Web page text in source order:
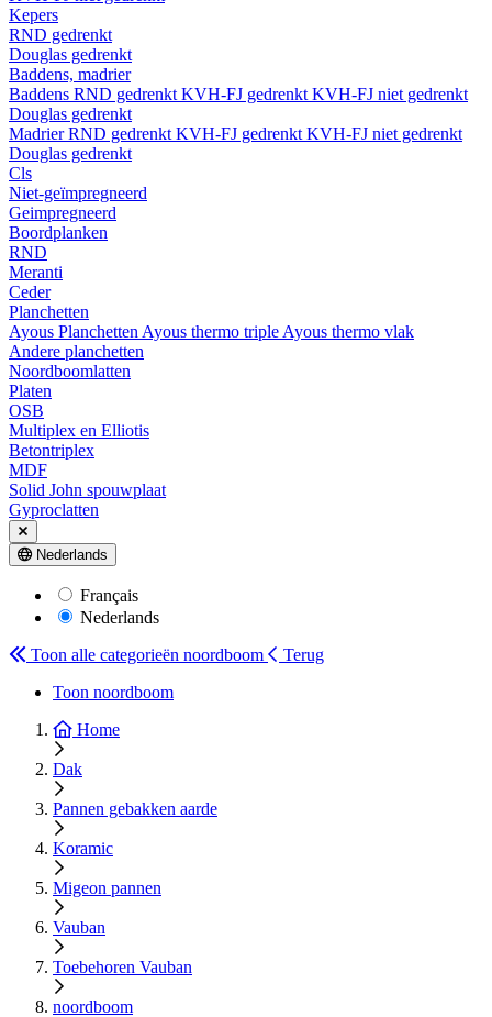
Kepers
RND gedrenkt
Douglas gedrenkt
Baddens, madrier
Baddens RND gedrenkt KVH-FJ gedrenkt KVH-FJ niet gedrenkt
Douglas gedrenkt
MadrierRND gedrenkt KVH-FJ gedrenkt KVH-FJ niet gedrenkt
Douglas gedrenkt
Cls
Niet-geïmpregneerd
Geimpregneerd
Boordplanken
RND
Meranti
Ceder
Planchetten
Ayous Planchetten Ayous thermo triple Ayous thermo vlak
Andere planchetten
Noordboomlatten
Platen
OSB
Multiplex en Elliotis
Betontriplex
MDF
Solid John spouwplaat
Gyproclatten
Nederlands
Français
Nederlands
Toon alle categorieën noordboom
Terug
Toon noordboom
Home
Dak
Pannen gebakken aarde
Koramic
Migeon pannen
Vauban
Toebehoren Vauban
noordboom